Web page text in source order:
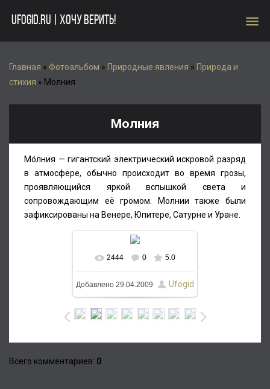
UFOGID.RU | ХОЧУ ВЕРИТЬ! menu
Главная » Фотоальбом » Природные явления » Природа и
стихия » Молния
Молния
Мо́лния — гигантский электрический искровой разряд
в атмосфере, обычно происходит во время грозы,
проявляющийся яркой вспышкой света и
сопровождающим её громом. Молнии также были
зафиксированы на Венере, Юпитере, Сатурне и Уране.
2444 0 5.0
Добавлено 29.04.2009 Ufogid
Всего комментариев: 0